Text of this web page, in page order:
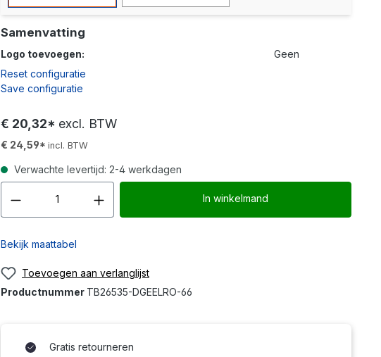
Samenvatting
Logo toevoegen:
Geen
Reset configuratie
Save configuratie
€ 20,32* excl. BTW
€ 24,59* incl. BTW
Verwachte levertijd: 2-4 werkdagen
Producthoeveelheid: Voer de
In winkelmand
Bekijk maattabel
Toevoegen aan verlanglijst
Productnummer TB26535-DGEELRO-66
Gratis retourneren